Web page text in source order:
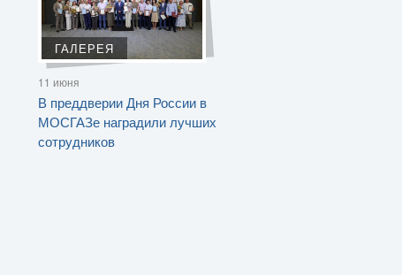
ГАЛЕРЕЯ
11 июня
В преддверии Дня России в
МОСГАЗе наградили лучших
сотрудников